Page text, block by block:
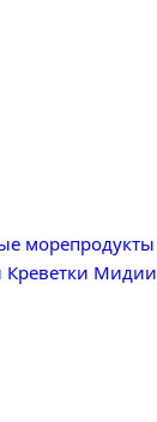
морепродукты
Креветки Мидии